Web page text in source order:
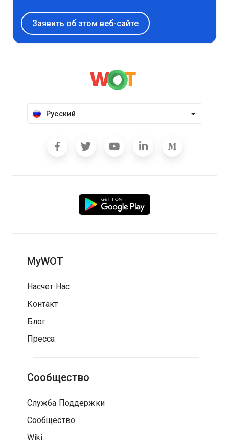
Заявить об этом веб-сайте
Русский
MyWOT
Насчет Нас
Контакт
Блог
Пресса
Сообщество
Служба Поддержки
Сообщество
Wiki